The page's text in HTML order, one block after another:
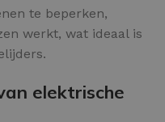
te beperken,
werkt, wat ideaal is
elektrische